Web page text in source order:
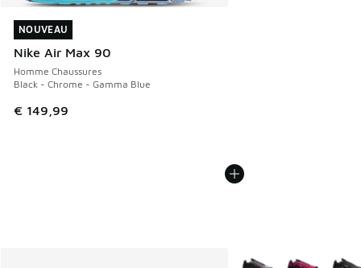
NOUVEAU
Nike Air Max 90
Homme Chaussures
Black - Chrome - Gamma Blue
€ 149,99
NOUVEAU
Plus de couleurs